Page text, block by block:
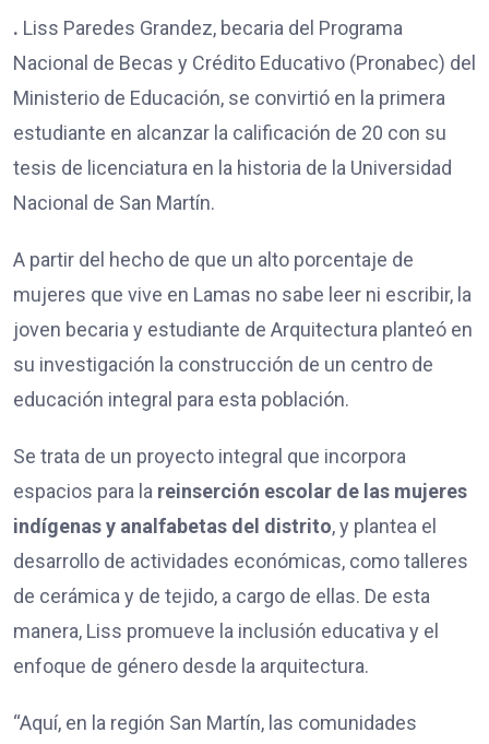
. Liss Paredes Grandez, becaria del Programa
Nacional de Becas y Crédito Educativo (Pronabec) del
Ministerio de Educación, se convirtió en la primera
estudiante en alcanzar la calificación de 20 con su
tesis de licenciatura en la historia de la Universidad
Nacional de San Martín.
A partir del hecho de que un alto porcentaje de
mujeres que vive en Lamas no sabe leer ni escribir, la
joven becaria y estudiante de Arquitectura planteó en
su investigación la construcción de un centro de
educación integral para esta población.
Se trata de un proyecto integral que incorpora
espacios para la reinserción escolar de las mujeres
indígenas y analfabetas del distrito, y plantea el
desarrollo de actividades económicas, como talleres
de cerámica y de tejido, a cargo de ellas. De esta
manera, Liss promueve la inclusión educativa y el
enfoque de género desde la arquitectura.
“Aquí, en la región San Martín, las comunidades